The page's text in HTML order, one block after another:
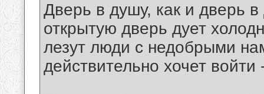
Дверь в душу, как и дверь
открытую дверь дует
лезут люди с недобрыми
действительно хочет войти